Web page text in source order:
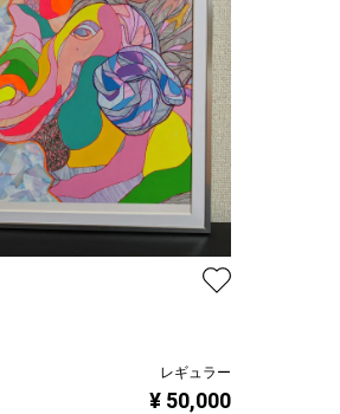
レギュラー
¥ 50,000